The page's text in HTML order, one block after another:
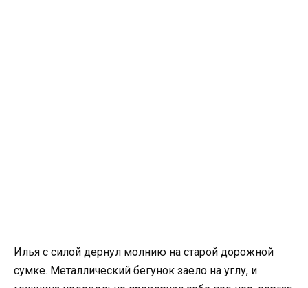
Илья с силой дернул молнию на старой дорожной
сумке. Металлический бегунок заело на углу, и